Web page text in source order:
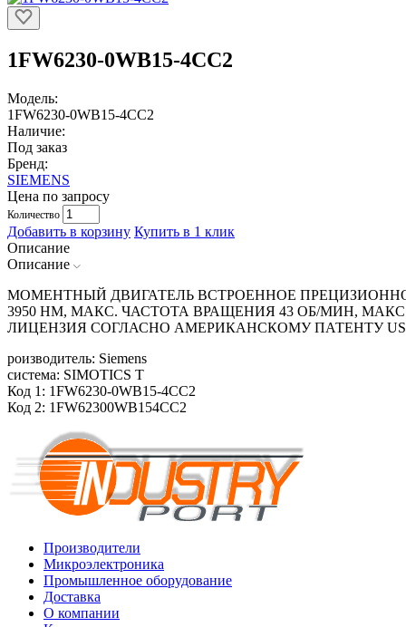
1FW6230-0WB15-4CC2
Модель:
1FW6230-0WB15-4CC2
Наличие:
Под заказ
Бренд:
SIEMENS
Цена по запросу
Количество
Добавить в корзину Купить в 1 клик
Описание
Описание
МОМЕНТНЫЙ ДВИГАТЕЛЬ ВСТРОЕННОЕ
3950 HM, МАКС. ЧАСТОТА ВРАЩЕНИЯ 43 ОБ/MИН,
ЛИЦЕНЗИЯ СОГЛАСНО АМЕРИКАНСКОМУ ПАТЕНТУ
роизводитель: Siemens
система: SIMOTICS T
Код 1: 1FW6230-0WB15-4CC2
Код 2: 1FW62300WB154CC2
Производители
Микроэлектроника
Промышленное оборудование
Доставка
О компании